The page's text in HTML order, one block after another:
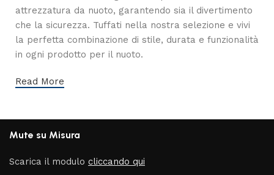
attrezzatura da nuoto, garantendo sia il divertimento
che la sicurezza. Tuffati nella nostra selezione e vivi
la perfetta combinazione di stile, durata e funzionalità
in ogni prodotto per il nuoto.
Read More
Mute su Misura
Scarica il modulocliccando qui